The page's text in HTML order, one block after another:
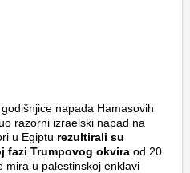
napada Hamasovih
razorni izraelski napad na
u Egiptu rezultirali su
fazi Trumpovog okvira od 20
mira u palestinskoj enklavi